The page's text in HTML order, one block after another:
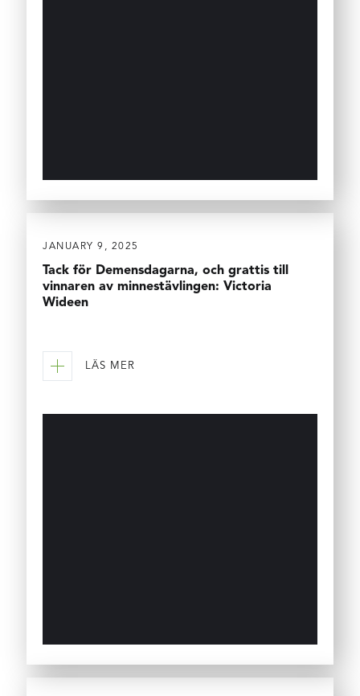
JANUARY 9, 2025
Tack för Demensdagarna, och grattis till
vinnaren av minnestävlingen: Victoria
Wideen
LÄS MER